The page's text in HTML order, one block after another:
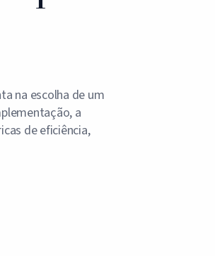
na escolha de um
a
de eficiência,